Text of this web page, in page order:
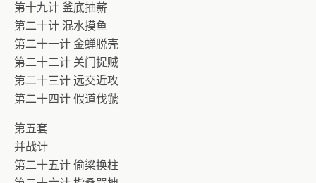
第十九计 釜底抽薪
第二十计 混水摸鱼
第二十一计 金蝉脱壳
第二十二计 关门捉贼
第二十三计 远交近攻
第二十四计 假道伐虢
第五套
并战计
第二十五计 偷梁换柱